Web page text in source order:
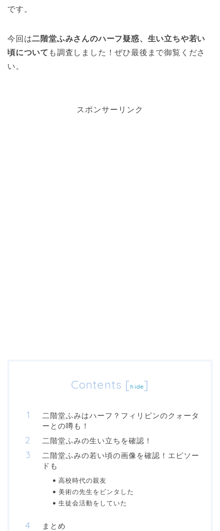
です。
今回は二階堂ふみさんのハーフ疑惑、生い立ちや若い
頃について も調査しました！ぜひ最後まで御覧くださ
い。
スポンサーリンク
Contents [ hide]
二階堂ふみはハーフ？フィリピンのクォータ
ーとの噂も！
二階堂ふみの生い立ちを確認！
二階堂ふみの若い頃の画像を確認！エピソー
ドも
高校時代の親友
美術の先生をビンタした
生徒会活動をしていた
まとめ